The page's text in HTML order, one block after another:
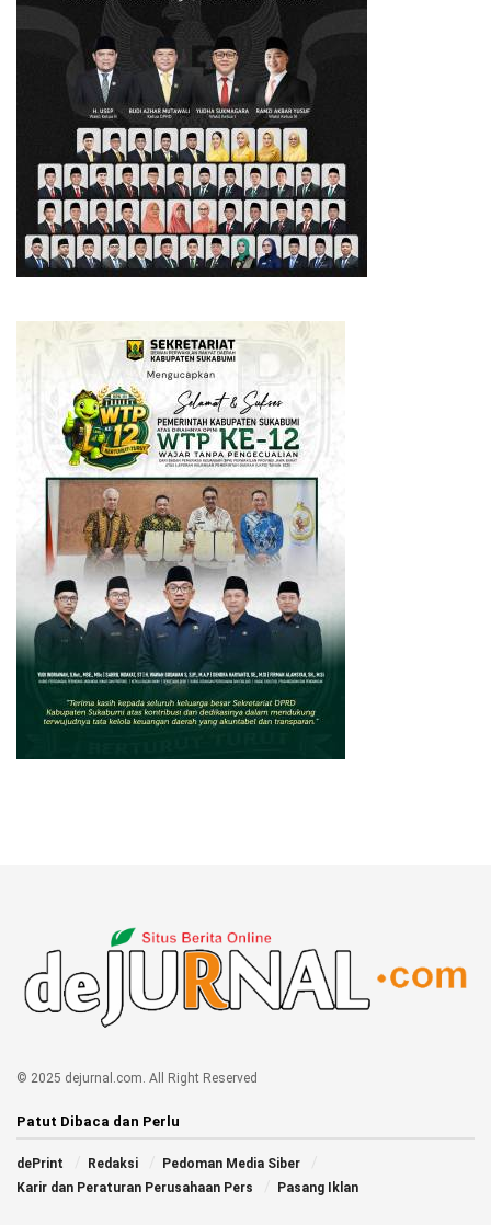
© 2025 dejurnal.com. All Right Reserved
Patut Dibaca dan Perlu
dePrint Redaksi
Pedoman Media Siber
Karir dan Peraturan Perusahaan Pers
Pasang Iklan